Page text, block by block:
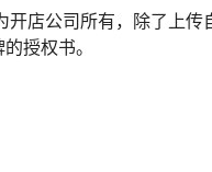
店公司所有，除了上
授权书。